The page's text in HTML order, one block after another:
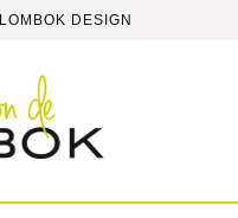
LOMBOK DESIGN